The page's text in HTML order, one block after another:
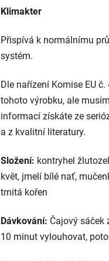
Klimakter
Přispívá k normálnímu
systém.
Dle nařízení Komise EU
tohoto výrobku, ale
informací získáte ze
a z kvalitní literatury.
Složení: kontryhel
květ, jmelí bílé nať,
trnitá kořen
Dávkování: Čajový sáček
10 minut vylouhovat,